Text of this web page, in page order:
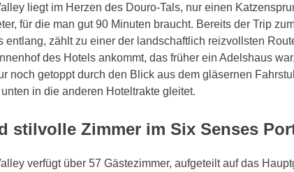
liegt im Herzen des Douro-Tals, nur einen
für die man gut 90 Minuten braucht. Bereits der Trip
entlang, zählt zu einer der landschaftlich reizvollsten
des Hotels ankommt, das früher ein Adelshaus
noch getoppt durch den Blick aus dem gläsernen
in die anderen Hoteltrakte gleitet.
stilvolle Zimmer im Six Senses
verfügt über 57 Gästezimmer, aufgeteilt auf das